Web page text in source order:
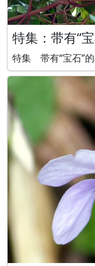
特集：带有“
特集 带有“宝石”